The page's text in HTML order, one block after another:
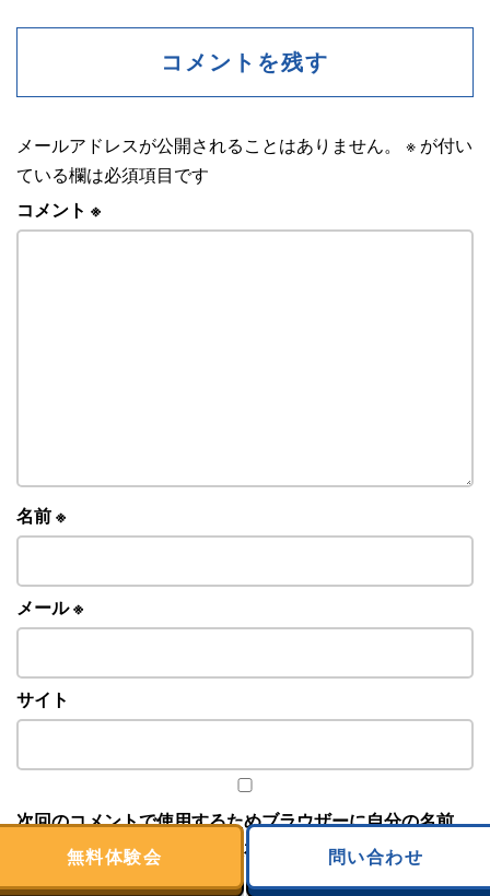
コメントを残す
メールアドレスが公開されることはありません。 ※ が付い
ている欄は必須項目です
コメント ※
名前※
メール※
サイト
次回のコメントで使用するためブラウザーに自分の名前、
メールアドレス、サイトを保存する。
無料体験会 問い合わせ